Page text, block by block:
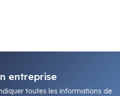
entreprise
toutes les informations de